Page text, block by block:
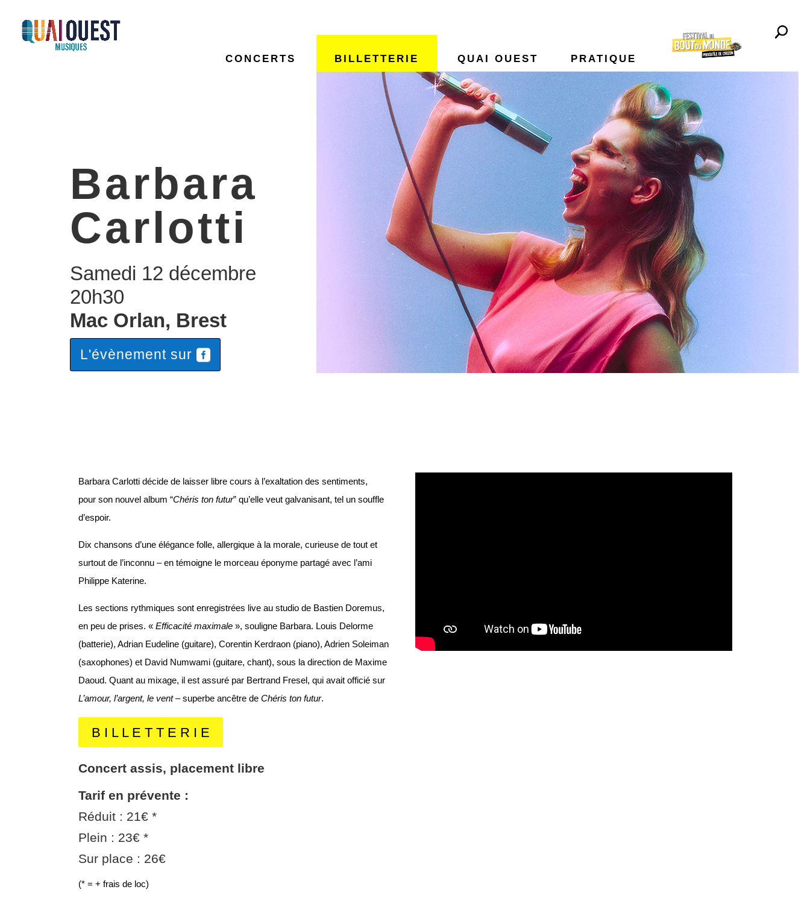
CONCERTS BILLETTERIE QUAI OUEST PRATIQUE
Barbara
Carlotti
Samedi 12 décembre
20h30
Mac Orlan, Brest
L'évènement sur
Barbara Carlotti décide de laisser libre cours à l’exaltation des sentiments,
pour son nouvel album “Chéris ton futur” qu’elle veut galvanisant, tel un souffle
d’espoir.
Dix chansons d’une élégance folle, allergique à la morale, curieuse de tout et
surtout de l’inconnu – en témoigne le morceau éponyme partagé avec l’ami
Philippe Katerine.
Les sections rythmiques sont enregistrées live au studio de Bastien Doremus,
en peu de prises. « Efficacité maximale », souligne Barbara. Louis Delorme
(batterie), Adrian Eudeline (guitare), Corentin Kerdraon (piano), Adrien Soleiman
(saxophones) et David Numwami (guitare, chant), sous la direction de Maxime
Daoud. Quant au mixage, il est assuré par Bertrand Fresel, qui avait officié sur
L’amour, l’argent, le vent– superbe ancêtre de Chéris ton futur.
B I L L E T T E R I E
Concert assis, placement libre
Tarif en prévente :
Réduit : 21€ *
Plein : 23€ *
Sur place : 26€
(* = + frais de loc)